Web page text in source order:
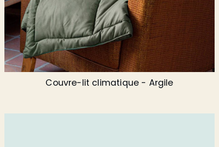
Couvre-lit climatique - Argile